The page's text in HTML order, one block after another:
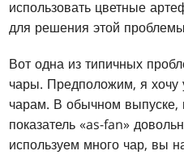
использовать цветные
для решения этой
Вот одна из типичных
чары. Предположим, я хочу
чарам. В обычном выпуске,
показатель «as-fan»
используем много чар, вы